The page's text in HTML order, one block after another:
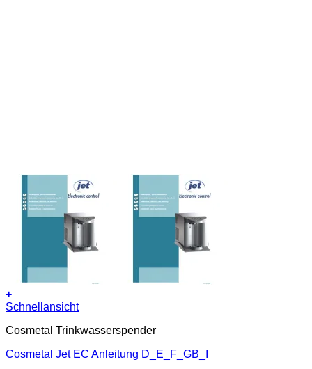
+
Schnellansicht
Cosmetal Trinkwasserspender
Cosmetal Jet EC Anleitung D_E_F_GB_I